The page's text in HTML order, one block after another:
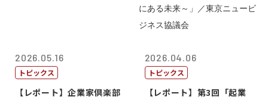
2026.05.16
トピックス
【レポート】企業家倶楽部
2026.04.06
トピックス
【レポート】第3回「起業